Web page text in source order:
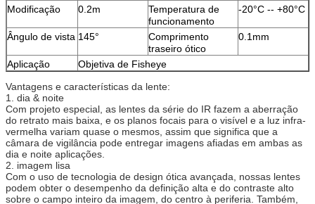
Modificação
0.2m
Temperatura de
funcionamento
-20°C -- +80°C
Ângulo de vista 145°
Comprimento
traseiro ótico
0.1mm
Aplicação
Objetiva de Fisheye
Vantagens e características da lente:
1. dia & noite
Com projeto especial, as lentes da série do IR fazem a aberração
do retrato mais baixa, e os planos focais para o visível e a luz infra-
vermelha variam quase o mesmos, assim que significa que a
câmara de vigilância pode entregar imagens afiadas em ambas as
dia e noite aplicações.
2. imagem lisa
Com o uso de tecnologia de design ótica avançada, nossas lentes
podem obter o desempenho da definição alta e do contraste alto
sobre o campo inteiro da imagem, do centro à periferia. Também,